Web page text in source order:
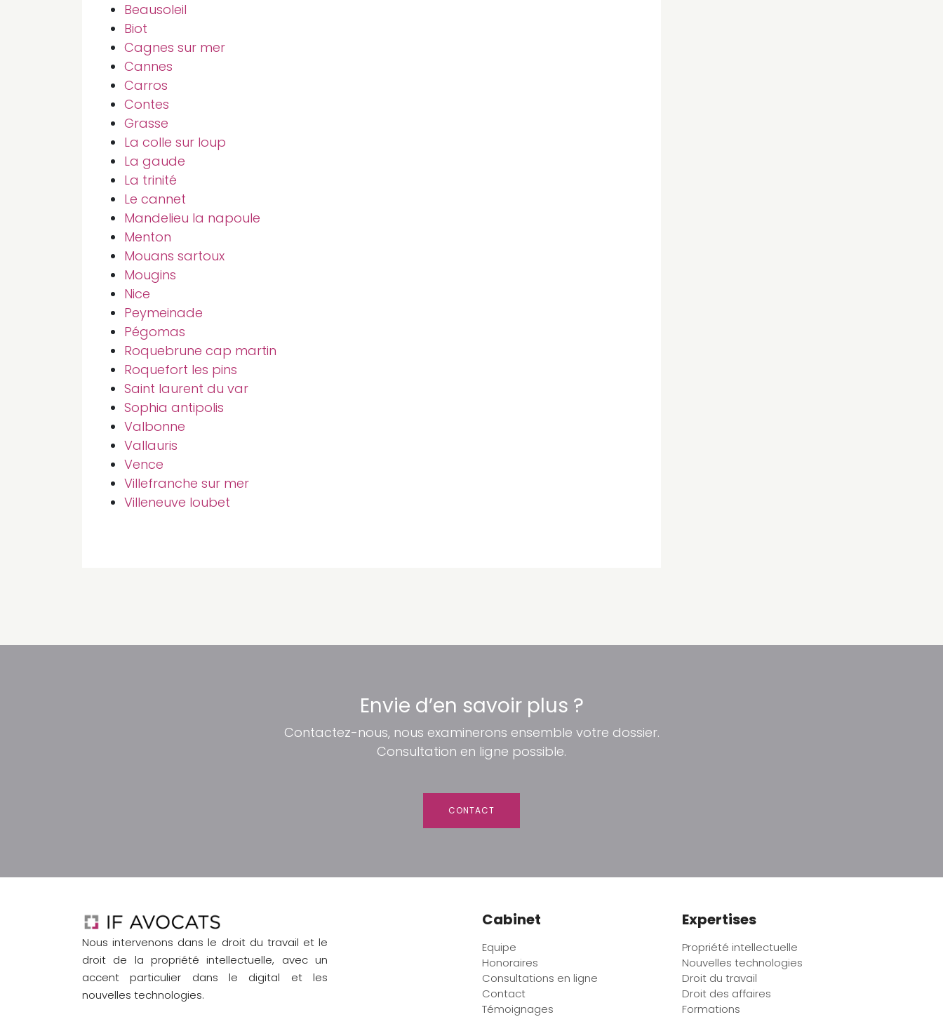
Beausoleil
Biot
Cagnes sur mer
Cannes
Carros
Contes
Grasse
La colle sur loup
La gaude
La trinité
Le cannet
Mandelieu la napoule
Menton
Mouans sartoux
Mougins
Nice
Peymeinade
Pégomas
Roquebrune cap martin
Roquefort les pins
Saint laurent du var
Sophia antipolis
Valbonne
Vallauris
Vence
Villefranche sur mer
Villeneuve loubet
Envie d’en savoir plus ?
Contactez-nous, nous examinerons ensemble votre dossier.
Consultation en ligne possible.
CONTACT
Nous intervenons dans le droit du travail et le
droit de la propriété intellectuelle, avec un
accent particulier dans le digital et les
nouvelles technologies.
Cabinet
Equipe
Honoraires
Consultations en ligne
Contact
Témoignages
Expertises
Propriété intellectuelle
Nouvelles technologies
Droit du travail
Droit des affaires
Formations